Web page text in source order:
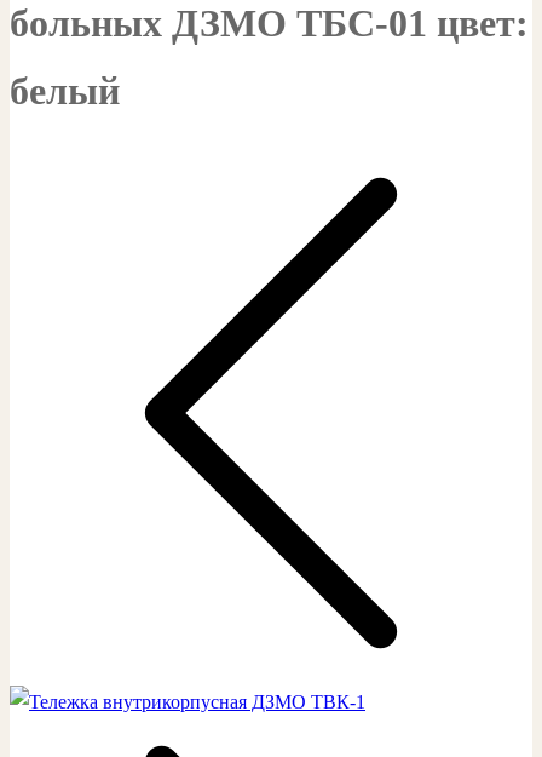
больных ДЗМО ТБС-01 цвет:
белый